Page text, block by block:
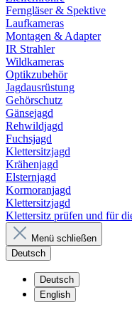
Ferngläser & Spektive
Laufkameras
Montagen & Adapter
IR Strahler
Wildkameras
Optikzubehör
Jagdausrüstung
Gehörschutz
Gänsejagd
Rehwildjagd
Fuchsjagd
Klettersitzjagd
Krähenjagd
Elsternjagd
Kormoranjagd
Klettersitzjagd
Klettersitz prüfen und für
Menü schließen
Deutsch
Deutsch
English